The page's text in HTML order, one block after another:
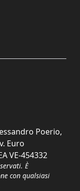
Poerio,
Euro
VE-454332
È
con qualsiasi